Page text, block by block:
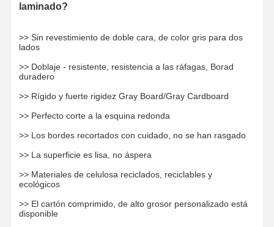
Visita A La
Noticias
Trabajo
cartulina gris
Papel compensado
laminado?
>> Sin revestimiento de doble cara, de color gris para dos
lados
>> Doblaje - resistente, resistencia a las ráfagas, Borad
duradero
>> Rígido y fuerte rigidez Gray Board/Gray Cardboard
>> Perfecto corte a la esquina redonda
>> Los bordes recortados con cuidado, no se han rasgado
>> La superficie es lisa, no áspera
>> Materiales de celulosa reciclados, reciclables y
ecológicos
>> El cartón comprimido, de alto grosor personalizado está
disponible